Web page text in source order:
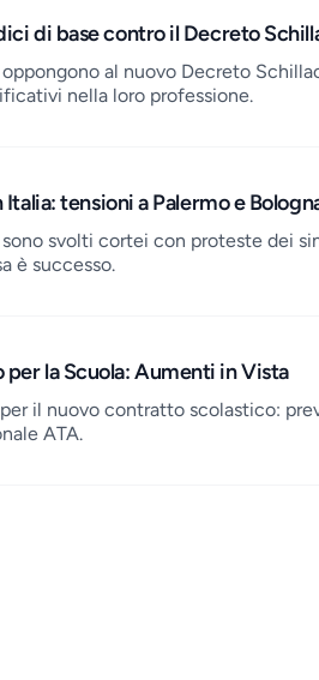
di base contro il Decreto
al nuovo Decreto
nella loro professione.
tensioni a Palermo e
svolti cortei con proteste dei
è successo.
la Scuola: Aumenti in Vista
il nuovo contratto scolastico:
ATA.